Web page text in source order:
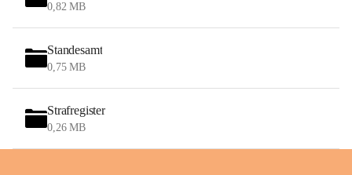
0,82 MB
Standesamt
0,75 MB
Strafregister
0,26 MB